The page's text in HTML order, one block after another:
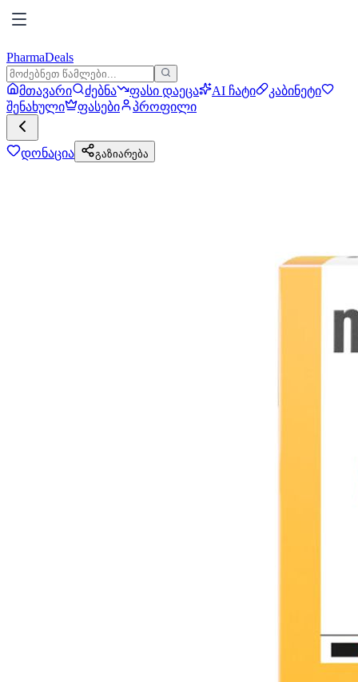
PharmaDeals
მთავარი ძებნა ფასი დაეცა AI ჩატი
კაბინეტი
შენახული
ფასები პროფილი
დონაცია გაზიარება